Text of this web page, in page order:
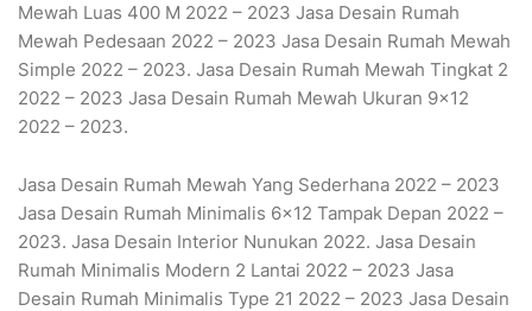
Mewah Luas 400 M 2022 – 2023 Jasa Desain Rumah
Mewah Pedesaan 2022 – 2023 Jasa Desain Rumah Mewah
Simple 2022 – 2023. Jasa Desain Rumah Mewah Tingkat 2
2022 – 2023 Jasa Desain Rumah Mewah Ukuran 9×12
2022 – 2023.
Jasa Desain Rumah Mewah Yang Sederhana 2022 – 2023
Jasa Desain Rumah Minimalis 6×12 Tampak Depan 2022 –
2023. Jasa Desain Interior Nunukan 2022. Jasa Desain
Rumah Minimalis Modern 2 Lantai 2022 – 2023 Jasa
Desain Rumah Minimalis Type 21 2022 – 2023 Jasa Desain